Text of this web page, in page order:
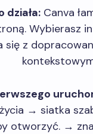
działa: Canva
Wybierasz
się z
→ siatka
otworzyć. →